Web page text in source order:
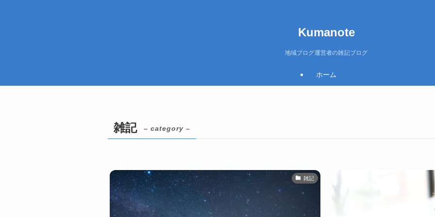
Kumanote
地域ブログ運営者の雑記ブログ
ホーム
雑記 – category –
雑記